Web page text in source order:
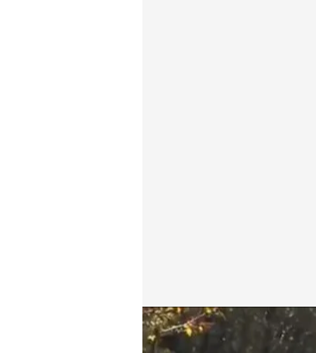
Los habitantes de Froxán se